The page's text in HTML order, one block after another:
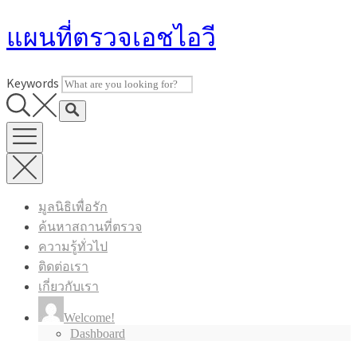
to
แผนที่ตรวจเอชไอวี
Keywords
มูลนิธิเพื่อรัก
ค้นหาสถานที่ตรวจ
ความรู้ทั่วไป
ติดต่อเรา
เกี่ยวกับเรา
Welcome!
Dashboard